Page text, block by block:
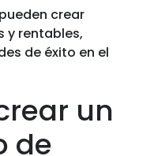
crear
y rentables,
de éxito en el
un
de